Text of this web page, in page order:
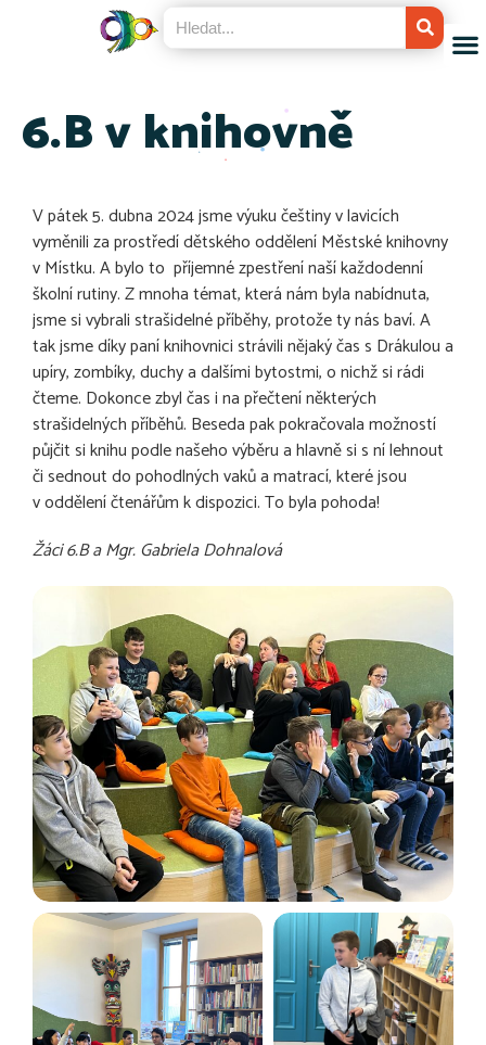
6.B v knihovně
V pátek 5. dubna 2024 jsme výuku češtiny v lavicích
vyměnili za prostředí dětského oddělení Městské knihovny
v Místku. A bylo to příjemné zpestření naší každodenní
školní rutiny. Z mnoha témat, která nám byla nabídnuta,
jsme si vybrali strašidelné příběhy, protože ty nás baví. A
tak jsme díky paní knihovnici strávili nějaký čas s Drákulou a
upíry, zombíky, duchy a dalšími bytostmi, o nichž si rádi
čteme. Dokonce zbyl čas i na přečtení některých
strašidelných příběhů. Beseda pak pokračovala možností
půjčit si knihu podle našeho výběru a hlavně si s ní lehnout
či sednout do pohodlných vaků a matrací, které jsou
v oddělení čtenářům k dispozici. To byla pohoda!
Žáci 6.B a Mgr. Gabriela Dohnalová